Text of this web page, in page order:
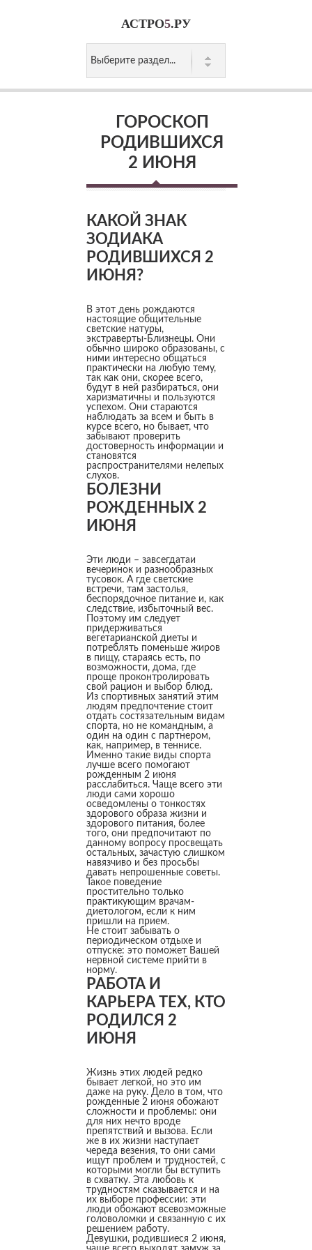
АСТРО5.РУ
ГОРОСКОП
РОДИВШИХСЯ
2 ИЮНЯ
КАКОЙ ЗНАК
ЗОДИАКА
РОДИВШИХСЯ 2
ИЮНЯ?
В этот день рождаются
настоящие общительные
светские натуры,
экстраверты-Близнецы. Они
обычно широко образованы, с
ними интересно общаться
практически на любую тему,
так как они, скорее всего,
будут в ней разбираться, они
харизматичны и пользуются
успехом. Они стараются
наблюдать за всем и быть в
курсе всего, но бывает, что
забывают проверить
достоверность информации и
становятся
распространителями нелепых
слухов.
БОЛЕЗНИ
РОЖДЕННЫХ 2
ИЮНЯ
Эти люди – завсегдатаи
вечеринок и разнообразных
тусовок. А где светские
встречи, там застолья,
беспорядочное питание и, как
следствие, избыточный вес.
Поэтому им следует
придерживаться
вегетарианской диеты и
потреблять поменьше жиров
в пищу, стараясь есть, по
возможности, дома, где
проще проконтролировать
свой рацион и выбор блюд.
Из спортивных занятий этим
людям предпочтение стоит
отдать состязательным видам
спорта, но не командным, а
один на один с партнером,
как, например, в теннисе.
Именно такие виды спорта
лучше всего помогают
рожденным 2 июня
расслабиться. Чаще всего эти
люди сами хорошо
осведомлены о тонкостях
здорового образа жизни и
здорового питания, более
того, они предпочитают по
данному вопросу просвещать
остальных, зачастую слишком
навязчиво и без просьбы
давать непрошенные советы.
Такое поведение
простительно только
практикующим врачам-
диетологом, если к ним
пришли на прием.
Не стоит забывать о
периодическом отдыхе и
отпуске: это поможет Вашей
нервной системе прийти в
норму.
РАБОТА И
КАРЬЕРА ТЕХ, КТО
РОДИЛСЯ 2
ИЮНЯ
Жизнь этих людей редко
бывает легкой, но это им
даже на руку. Дело в том, что
рожденные 2 июня обожают
сложности и проблемы: они
для них нечто вроде
препятствий и вызова. Если
же в их жизни наступает
череда везения, то они сами
ищут проблем и трудностей, с
которыми могли бы вступить
в схватку. Эта любовь к
трудностям сказывается и на
их выборе профессии: эти
люди обожают всевозможные
головоломки и связанную с их
решением работу.
Девушки, родившиеся 2 июня,